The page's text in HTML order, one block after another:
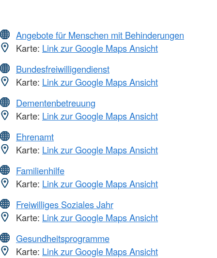
Angebote für Menschen mit Behinderungen
Karte: Link zur Google Maps Ansicht
Bundesfreiwilligendienst
Karte: Link zur Google Maps Ansicht
Dementenbetreuung
Karte: Link zur Google Maps Ansicht
Ehrenamt
Karte: Link zur Google Maps Ansicht
Familienhilfe
Karte: Link zur Google Maps Ansicht
Freiwilliges Soziales Jahr
Karte: Link zur Google Maps Ansicht
Gesundheitsprogramme
Karte: Link zur Google Maps Ansicht